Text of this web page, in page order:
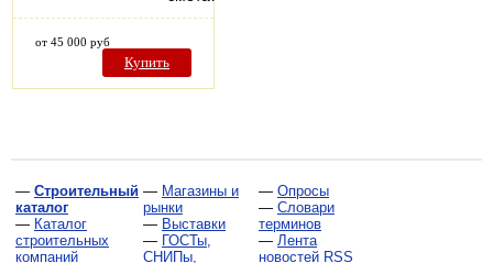
от 45 000 руб
Купить
— Строительный
каталог
— Каталог
строительных
компаний
— Магазины и
рынки
— Выставки
— ГОСТы,
СНИПы,
— Опросы
— Словари
терминов
— Лента
новостей RSS